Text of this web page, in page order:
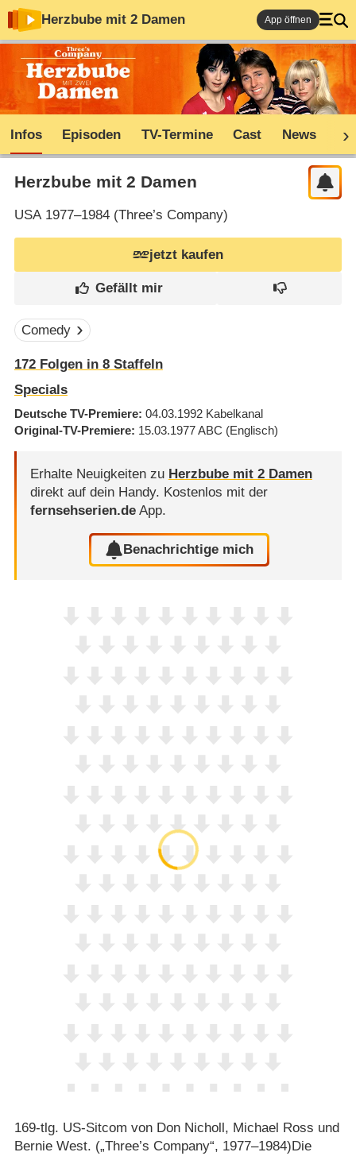
Herzbube mit 2 Damen App öffnen
Infos Episoden TV-Termine Cast News
Herzbube mit 2 Damen
USA1977–1984 (Three’s Company)
jetzt kaufen
Comedy
172Folgen in 8Staffeln
Specials
Deutsche TV-Premiere 04.03.1992 Kabelkanal
Original-TV-Premiere 15.03.1977ABC (Englisch)
Erhalte Neuigkeiten zu Herzbube mit 2 Damen
direkt auf dein Handy. Kostenlos mit der
fernsehserien.deApp.
Benachrichtige mich
169-tlg. US-Sitcom von Don Nicholl, Michael Ross und
Bernie West. („Three’s Company“, 1977⁠–⁠1984)Die